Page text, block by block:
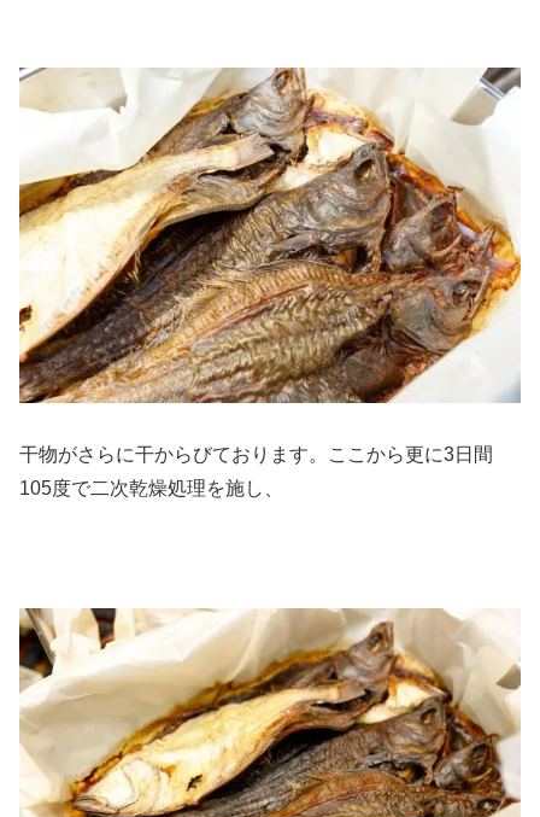
干物がさらに干からびております。ここから更に3日間
105度で二次乾燥処理を施し、